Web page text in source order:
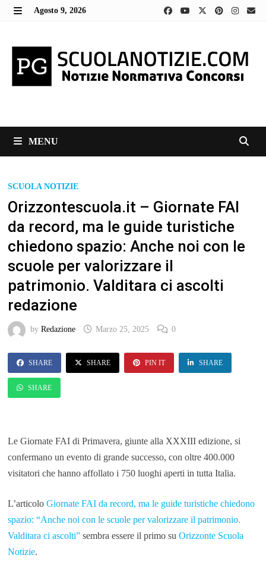
Skip
Agosto 9, 2026
MENU
SCUOLA NOTIZIE
Orizzontescuola.it – Giornate FAI
da record, ma le guide turistiche
chiedono spazio: Anche noi con le
scuole per valorizzare il
patrimonio. Valditara ci ascolti
redazione
by Redazione Marzo 25, 2025 0
SHARE SHARE PIN IT SHARE
SHARE
Le Giornate FAI di Primavera, giunte alla XXXIII edizione, si
confermano un evento di grande successo, con oltre 400.000
visitatori che hanno affollato i 750 luoghi aperti in tutta Italia.
L’articolo Giornate FAI da record, ma le guide turistiche chiedono
spazio: “Anche noi con le scuole per valorizzare il patrimonio.
Valditara ci ascolti”sembra essere il primo su Orizzonte Scuola
Notizie.